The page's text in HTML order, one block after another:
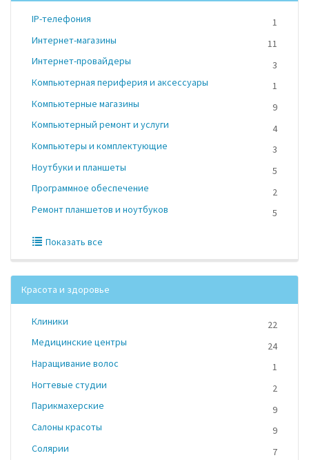
IP-телефония
1
Интернет-магазины
11
Интернет-провайдеры
3
Компьютерная периферия и аксессуары
1
Компьютерные магазины
9
Компьютерный ремонт и услуги
4
Компьютеры и комплектующие
3
Ноутбуки и планшеты
5
Программное обеспечение
2
Ремонт планшетов и ноутбуков
5
Показать все
Красота и здоровье
Клиники
22
Медицинские центры
24
Наращивание волос
1
Ногтевые студии
2
Парикмахерские
9
Салоны красоты
9
Солярии
7